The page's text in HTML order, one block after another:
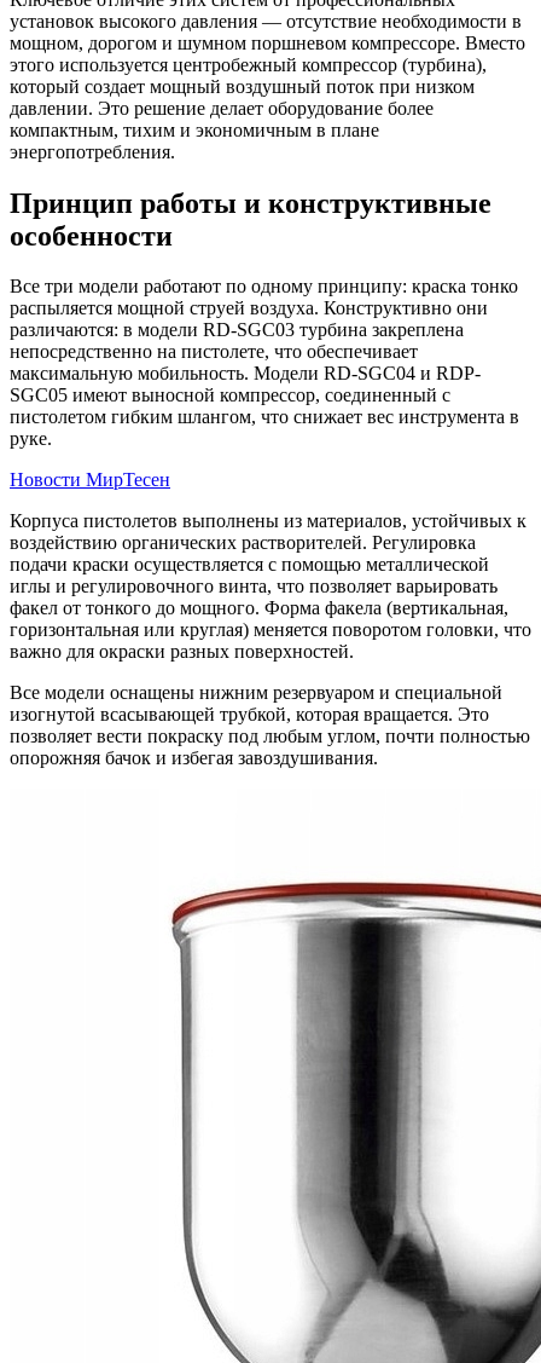
установок высокого давления — отсутствие необходимости в
мощном, дорогом и шумном поршневом компрессоре. Вместо
этого используется центробежный компрессор (турбина),
который создает мощный воздушный поток при низком
давлении. Это решение делает оборудование более
компактным, тихим и экономичным в плане
энергопотребления.
Принцип работы и конструктивные
особенности
Все три модели работают по одному принципу: краска тонко
распыляется мощной струей воздуха. Конструктивно они
различаются: в модели RD-SGC03 турбина закреплена
непосредственно на пистолете, что обеспечивает
максимальную мобильность. Модели RD-SGC04 и RDP-
SGC05 имеют выносной компрессор, соединенный с
пистолетом гибким шлангом, что снижает вес инструмента в
руке.
Новости МирТесен
Корпуса пистолетов выполнены из материалов, устойчивых к
воздействию органических растворителей. Регулировка
подачи краски осуществляется с помощью металлической
иглы и регулировочного винта, что позволяет варьировать
факел от тонкого до мощного. Форма факела (вертикальная,
горизонтальная или круглая) меняется поворотом головки, что
важно для окраски разных поверхностей.
Все модели оснащены нижним резервуаром и специальной
изогнутой всасывающей трубкой, которая вращается. Это
позволяет вести покраску под любым углом, почти полностью
опорожняя бачок и избегая завоздушивания.